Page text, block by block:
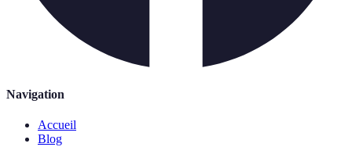
Navigation
Accueil
Blog